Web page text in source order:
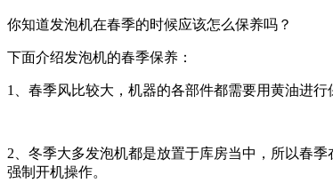
你知道发泡机在春季的时候应该怎么保养吗？
下面介绍发泡机的春季保养：
1、春季风比较大，机器的各部件都需要用黄油进
2、冬季大多发泡机都是放置于库房当中，所以春
强制开机操作。